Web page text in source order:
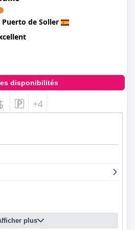
Puerto de Soller
disponibilités
+4
plus